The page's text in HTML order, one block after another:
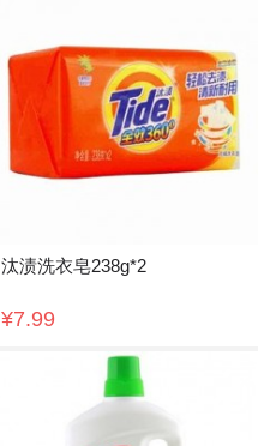
汰渍洗衣皂238g*2
¥7.99